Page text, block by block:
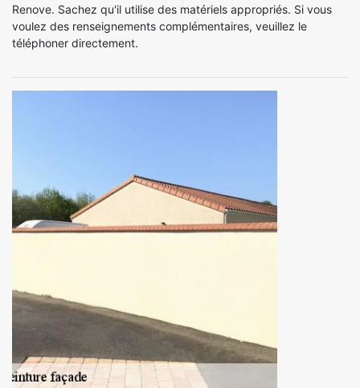
Renove. Sachez qu'il utilise des matériels appropriés. Si vous
voulez des renseignements complémentaires, veuillez le
téléphoner directement.